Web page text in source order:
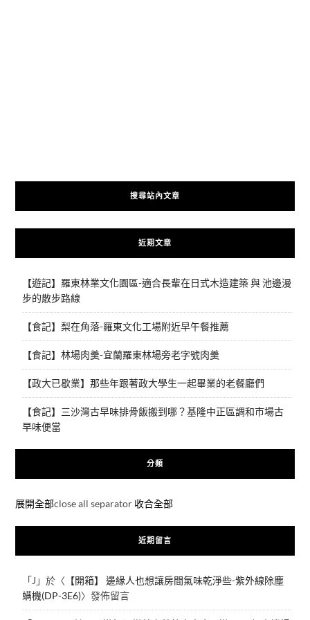
搜尋站內文章
近期文章
【遊記】羅東林業文化園區-適合長輩在日式木造建築 與 池邊漫
步的散步路線
【食記】梨在角落-羅東文化工場附近早午餐推薦
【食記】林場肉羹-宜蘭羅東林場旁老字號肉羹
【政大已歇業】那些年跟著政大學生一起畢業的老餐廳們
【食記】三沙灣古早味排骨飯搬到哪？基隆中正區調和市場古
早味便當
分類
展開全部close all separator 收合全部
近期留言
「J 」於〈 【開箱】 邊緣人也想讓房間氣味乾淨些-紫外線除塵
螨機(DP-3E6)〉發佈留言